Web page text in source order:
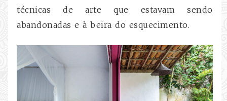
técnicas de arte que estavam sendo
abandonadas e à beira do esquecimento.